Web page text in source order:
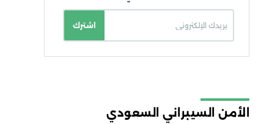
اشترك
الخصوصية
الأمن السيبراني السعودي